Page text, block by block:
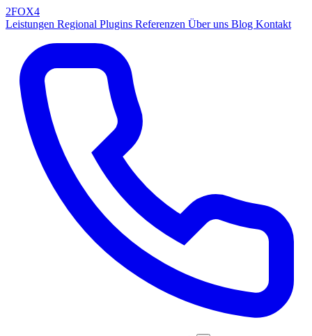
2FOX4
Leistungen Regional Plugins Referenzen Über uns Blog Kontakt